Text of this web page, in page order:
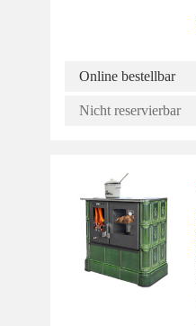
Online bestellbar
Nicht reservierbar